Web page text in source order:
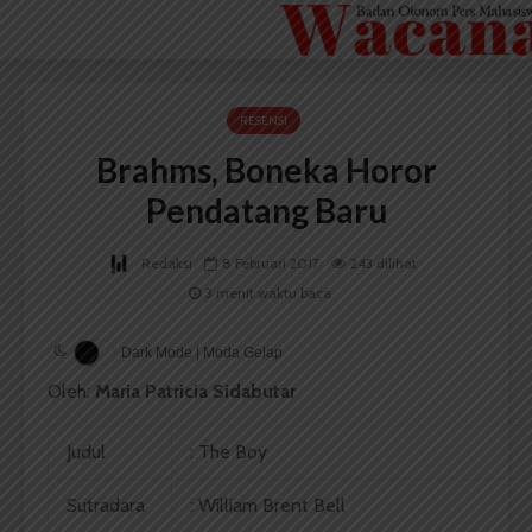
RESENSI
Brahms, Boneka Horor
Pendatang Baru
Redaksi 8 Februari 2017
243 dilihat
3 menit waktu baca
Dark Mode | Moda Gelap
Oleh: Maria Patricia Sidabutar
Judul : The Boy
Sutradara : William Brent Bell